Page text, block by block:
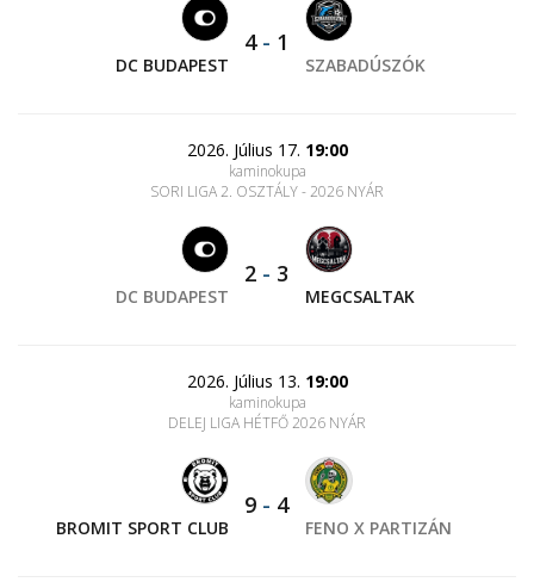
DC BUDAPEST
4- 1
SZABADÚSZÓK
2026. Július 17. 19:00
kaminokupa
SORI LIGA 2. OSZTÁLY - 2026 NYÁR
DC BUDAPEST
2 - 3
MEGCSALTAK
2026. Július 13. 19:00
kaminokupa
DELEJ LIGA HÉTFŐ 2026 NYÁR
BROMIT SPORT CLUB
9 - 4
FENO X PARTIZÁN